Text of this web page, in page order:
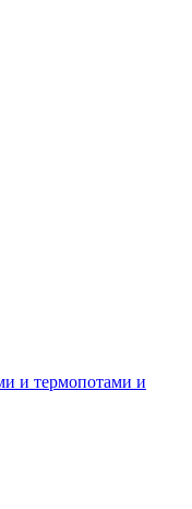
и термопотами и